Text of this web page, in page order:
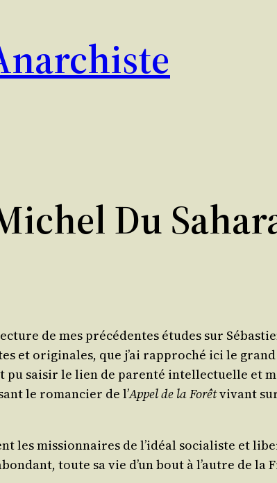
Du
de mes pré­cé­dentes études sur
et ori­gi­nales, que j’ai rap­pro­ché ici le
pu sai­sir le lien de paren­té intel­lec­tuelle
le roman­cier de l’Appel de la Forêtvivant
les mis­sion­naires de l’idéal socia­liste et
toute sa vie d’un bout à l’autre de